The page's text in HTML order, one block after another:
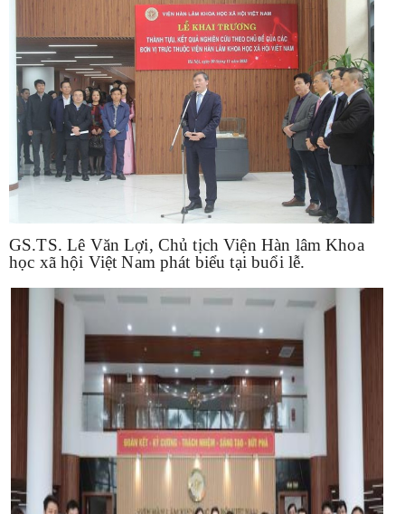
GS.TS. Lê Văn Lợi, Chủ tịch Viện Hàn lâm Khoa
học xã hội Việt Nam phát biểu tại buổi lễ.